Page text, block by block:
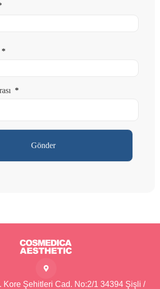
*
*
Kore Şehitleri Cad. No:2/1 34394 Şişli /